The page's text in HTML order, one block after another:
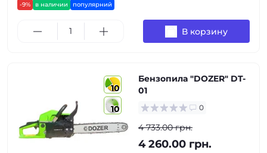
-9% в наличии популярний
В корзину
10
10
Бензопила "DOZER" DT-
01
0
4 733.00 грн.
4 260.00 грн.